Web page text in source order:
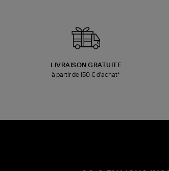
LIVRAISON GRATUITE
à partir de 150 € d'achat*